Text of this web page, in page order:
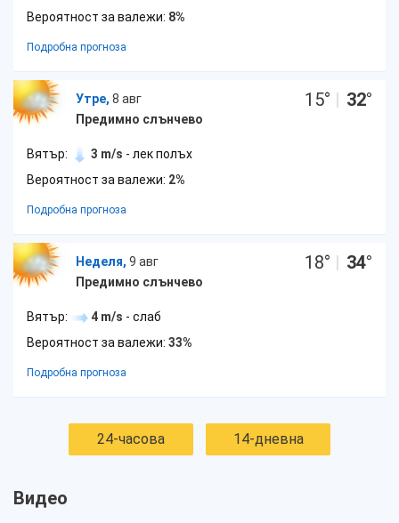
Вероятност за валежи: 8%
Подробна прогноза
Утре, 8 авг
Предимно слънчево
15° | 32°
Вятър: 3 m/s - лек полъх
Вероятност за валежи: 2%
Подробна прогноза
Неделя, 9 авг
Предимно слънчево
18° | 34°
Вятър: 4 m/s - слаб
Вероятност за валежи: 33%
Подробна прогноза
24-часова 14-дневна
Видео